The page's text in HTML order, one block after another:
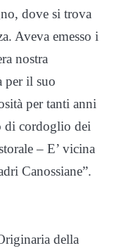
dove si trova
Aveva emesso i
nostra
per il suo
per tanti anni
di cordoglio dei
– E’ vicina
Canossiane”.
della